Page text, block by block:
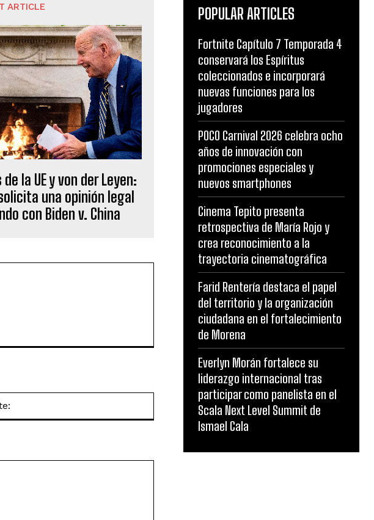
ARTICLE
la UE y von der Leyen:
una opinión legal
con Biden v. China
POPULAR ARTICLES
Fortnite Capítulo 7 Temporada 4
conservará los Espíritus
coleccionados e incorporará
nuevas funciones para los
jugadores
POCO Carnival 2026 celebra ocho
años de innovación con
promociones especiales y
nuevos smartphones
Cinema Tepito presenta
retrospectiva de María Rojo y
crea reconocimiento a la
trayectoria cinematográfica
Farid Rentería destaca el papel
del territorio y la organización
ciudadana en el fortalecimiento
de Morena
Everlyn Morán fortalece su
liderazgo internacional tras
participar como panelista en el
Scala Next Level Summit de
Ismael Cala